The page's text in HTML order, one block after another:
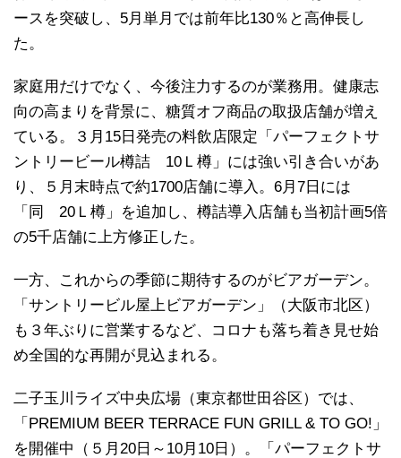
ースを突破し、5月単月では前年比130％と高伸長し
た。
家庭用だけでなく、今後注力するのが業務用。健康志
向の高まりを背景に、糖質オフ商品の取扱店舗が増え
ている。３月15日発売の料飲店限定「パーフェクトサ
ントリービール樽詰 10Ｌ樽」には強い引き合いがあ
り、５月末時点で約1700店舗に導入。6月7日には
「同 20Ｌ樽」を追加し、樽詰導入店舗も当初計画5倍
の5千店舗に上方修正した。
一方、これからの季節に期待するのがビアガーデン。
「サントリービル屋上ビアガーデン」（大阪市北区）
も３年ぶりに営業するなど、コロナも落ち着き見せ始
め全国的な再開が見込まれる。
二子玉川ライズ中央広場（東京都世田谷区）では、
「PREMIUM BEER TERRACE FUN GRILL & TO GO!」
を開催中（５月20日～10月10日）。「パーフェクトサ